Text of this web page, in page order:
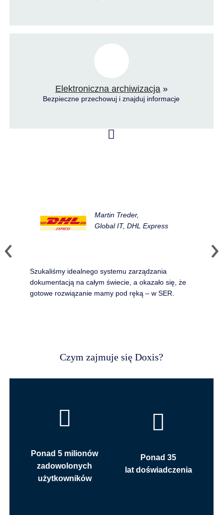
Elektroniczna archiwizacja »
Bezpieczne przechowuj i znajduj informacje
Martin Treder,
Global IT, DHL Express
Szukaliśmy idealnego systemu zarządzania
dokumentacją na całym świecie, a okazało się, że
gotowe rozwiązanie mamy pod ręką – w SER.
Czym zajmuje się Doxis?
Ponad 5 milionów
zadowolonych
użytkowników
Ponad 35
lat doświadczenia